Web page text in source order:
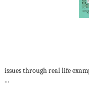
issues through real life
...